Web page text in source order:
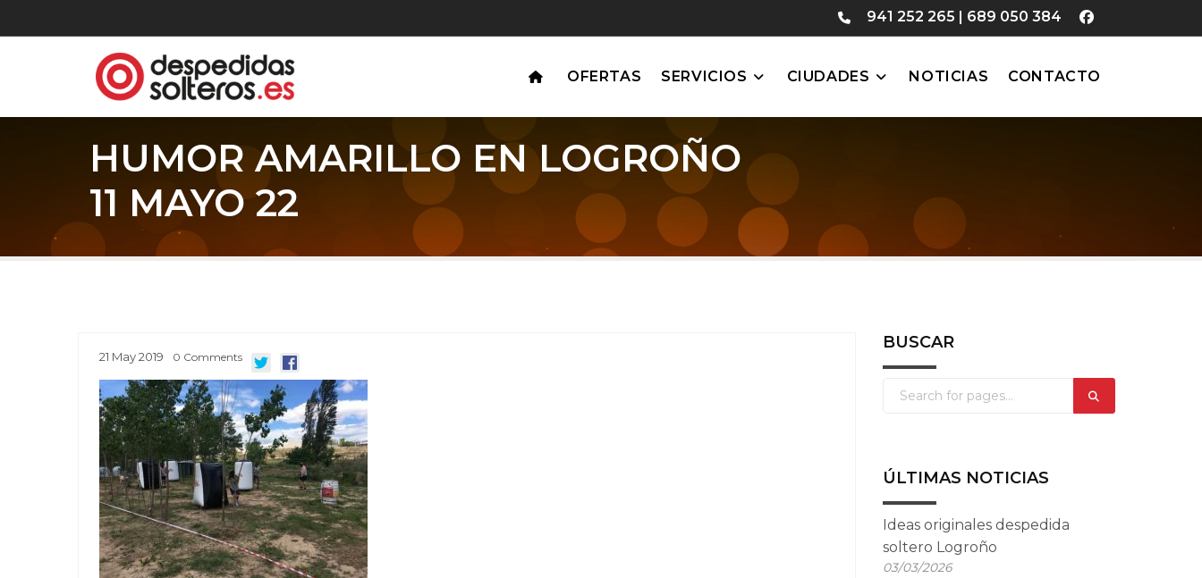
941 252 265 | 689 050 384
OFERTAS SERVICIOS CIUDADES NOTICIAS CONTACTO
HUMOR AMARILLO EN LOGROÑO
11 MAYO 22
21 May2019 0 Comments
BUSCAR
ÚLTIMAS NOTICIAS
Ideas originales despedida
soltero Logroño
03/03/2026